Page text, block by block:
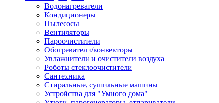
Водонагреватели
Кондиционеры
Пылесосы
Вентиляторы
Пароочистители
Обогреватели/конвекторы
Увлажнители и очистители воздуха
Роботы стеклоочистители
Сантехника
Стиральные, сушильные машины
Устройства для "Умного дома"